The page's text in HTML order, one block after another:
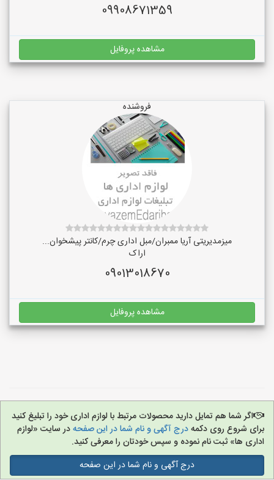
09908671359
مشاهده پروفایل
فروشنده
میزمدیریتی آریا ممبران/مبل اداری چرم/کانتر پیشخوان...
اراک
09013018670
مشاهده پروفایل
اگر شما هم تمایل دارید محصولات مرتبط با لوازم اداری خود را تبلیغ کنید
برای شروع روی دکمهدرج آگهی و نام شما در این صفحهدر سایت «لوازم
اداری ها» ثبت نام نموده و سپس خودتان را معرفی کنید.
درج آگهی و نام شما در این صفحه